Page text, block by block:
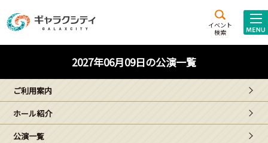
イベント
検索
施設案内
西新井
文化ホール
ギャラクシティとは
2027年06月09日の公演一覧
ご利用案内
ホール紹介
公演一覧